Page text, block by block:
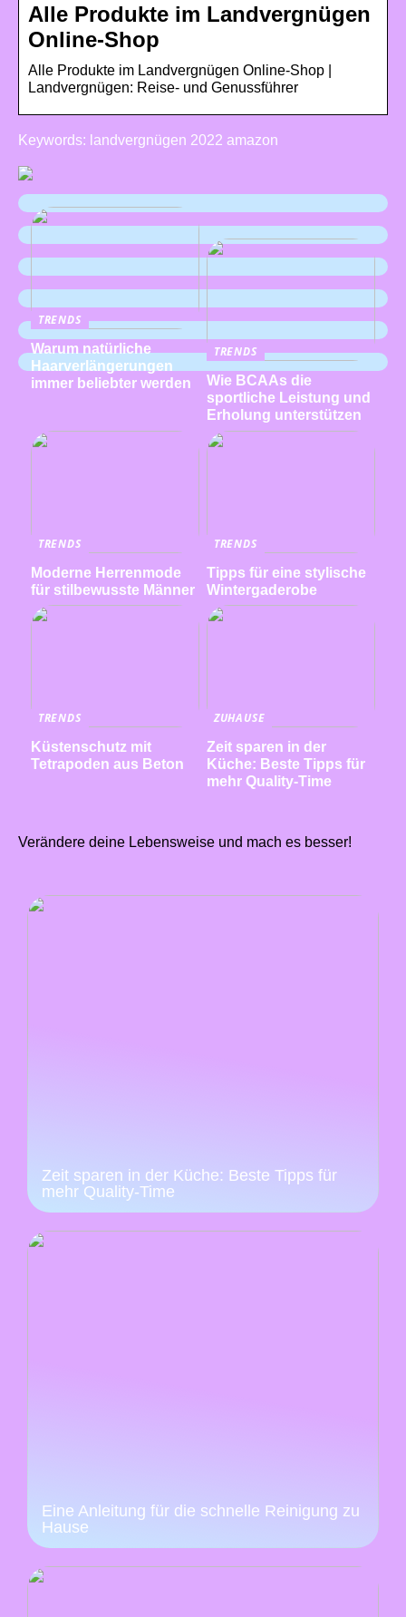
Alle Produkte im Landvergnügen
Online-Shop
Alle Produkte im Landvergnügen Online-Shop |
Landvergnügen: Reise- und Genussführer
Keywords: landvergnügen 2022 amazon
TRENDS
Warum natürliche
Haarverlängerungen
immer beliebter werden
TRENDS
Wie BCAAs die
sportliche Leistung und
Erholung unterstützen
TRENDS
Moderne Herrenmode
für stilbewusste Männer
TRENDS
Tipps für eine stylische
Wintergaderobe
TRENDS
Küstenschutz mit
Tetrapoden aus Beton
ZUHAUSE
Zeit sparen in der
Küche: Beste Tipps für
mehr Quality-Time
Verändere deine Lebensweise und mach es besser!
Zeit sparen in der Küche: Beste Tipps für
mehr Quality-Time
Eine Anleitung für die schnelle Reinigung zu
Hause